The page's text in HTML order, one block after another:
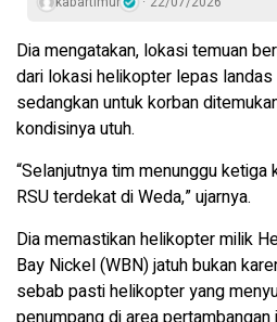
Dia mengatakan, lokasi temuan
dari lokasi helikopter lepas
sedangkan untuk korban
kondisinya utuh.
“Selanjutnya tim menunggu ketiga
RSU terdekat di Weda,” ujarnya.
Dia memastikan helikopter milik
Bay Nickel (WBN) jatuh bukan
sebab pasti helikopter yang